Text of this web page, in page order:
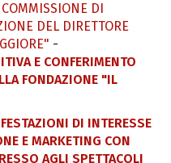
DI
DEL DIRETTORE
-
E CONFERIMENTO
FONDAZIONE "IL
DI INTERESSE
E MARKETING CON
AGLI SPETTACOLI